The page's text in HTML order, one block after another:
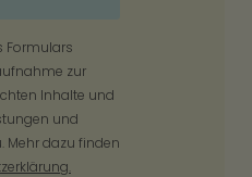
Formulars
zur
Inhalte und
und
Mehr dazu finden